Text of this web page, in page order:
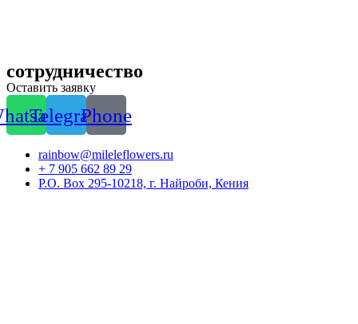
сотрудничество
Оставить заявку
TelegramPhone
rainbow@mileleflowers.ru
+ 7 905 662 89 29
P.O. Box 295-10218, г. Найроби, Кения